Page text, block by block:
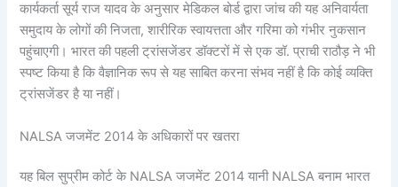
कार्यकर्ता सूर्य राज यादव के अनुसार मेडिकल बोर्ड द्वारा जांच की यह अनिवार्यता
समुदाय के लोगों की निजता, शारीरिक स्वायत्तता और गरिमा को गंभीर नुकसान
पहुंचाएगी। भारत की पहली ट्रांसजेंडर डॉक्टरों में से एक डॉ. प्राची राठौड़ ने भी
स्पष्ट किया है कि वैज्ञानिक रूप से यह साबित करना संभव नहीं है कि कोई व्यक्ति
ट्रांसजेंडर है या नहीं।
NALSA जजमेंट 2014 के अधिकारों पर खतरा
यह बिल सुप्रीम कोर्ट के NALSA जजमेंट 2014 यानी NALSA बनाम भारत